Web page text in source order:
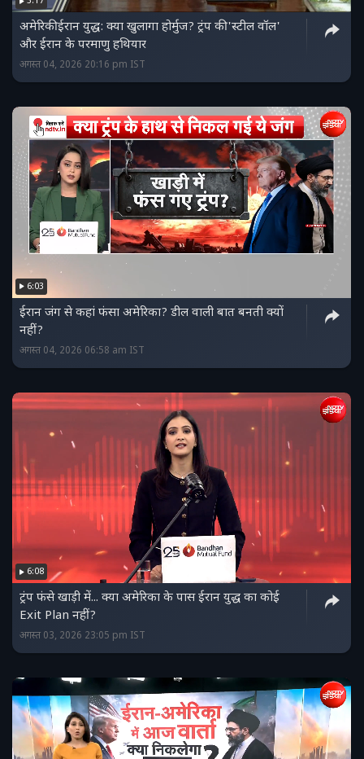
अमेरिकी ईरान युद्ध: क्या खुलागा होर्मुज? ट्रंप की 'स्टील वॉल'
और ईरान के परमाणु हथियार
अगस्त 04, 2026 20:16 pm IST
6:03
ईरान जंग से कहां फंसा अमेरिका? डील वाली बात बनती क्यों
नहीं?
अगस्त 04, 2026 06:58 am IST
6:08
ट्रंप फंसे खाड़ी में... क्या अमेरिका के पास ईरान युद्ध का कोई
Exit Plan नहीं?
अगस्त 03, 2026 23:05 pm IST